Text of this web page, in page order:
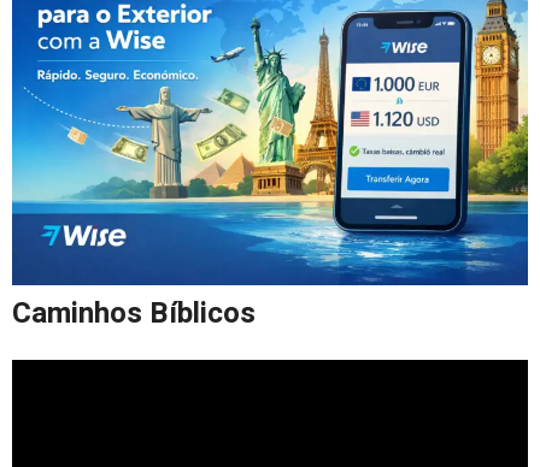
Caminhos Bíblicos